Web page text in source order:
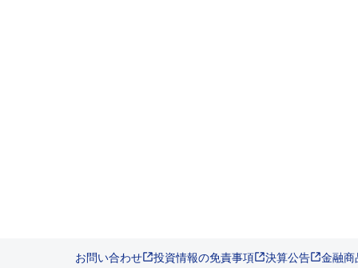
お問い合わせ 投資情報の免責事項 決算公告 金融